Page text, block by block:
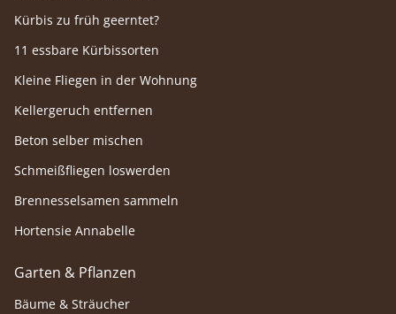
Kürbis zu früh geerntet?
11 essbare Kürbissorten
Kleine Fliegen in der Wohnung
Kellergeruch entfernen
Beton selber mischen
Schmeißfliegen loswerden
Brennesselsamen sammeln
Hortensie Annabelle
Garten & Pflanzen
Bäume & Sträucher